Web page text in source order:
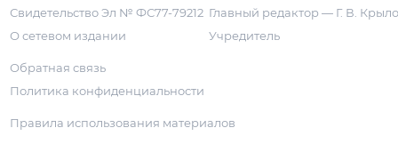
Свидетельство Эл № ФС77-79212
О сетевом издании
Главный редактор — Г. В.
Учредитель
Обратная связь
Политика конфиденциальности
Правила использования материалов